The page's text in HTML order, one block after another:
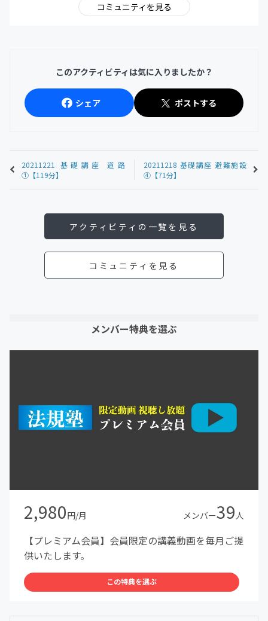
コミュニティを見る
このアクティビティは気に入りましたか？
シェア ポストする
20211221 基礎講座 道路
①【119分】
20211218 基礎講座 避難施設
④【71分】
アクティビティの一覧を見る
コミュニティを見る
メンバー特典を選ぶ
2,980円/月 メンバー39人
【プレミアム会員】会員限定の講義動画を毎月ご提
供いたします。
この特典を選ぶ